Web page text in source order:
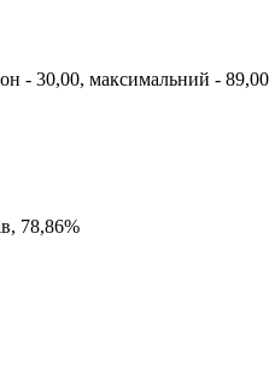
- 30,00, максимальний - 89,00
78,86%